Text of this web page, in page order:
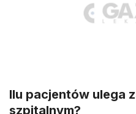
Ilu pacjentów ulega
szpitalnym?